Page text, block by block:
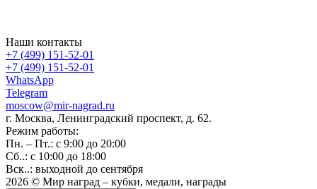
Наши контакты
+7 (499) 151-52-01
+7 (499) 151-52-01
WhatsApp
Telegram
moscow@mir-nagrad.ru
г. Москва, Ленинградский проспект, д. 62.
Режим работы:
Пн. – Пт.: с 9:00 до 20:00
Сб..: с 10:00 до 18:00
Вск..: выходной до сентября
2026 © Мир наград – кубки, медали, награды